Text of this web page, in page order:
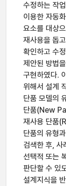
수정하는 작
이용한 자동
요소를 대상
재사용을 돕
확인하고 수
제안된 방법
구현하였다.
위해서 설계
단품 모델의
단품(New
재사용 단품
단품의 유형
검색한 후, 사
선택적 또는
판단할 수 있
설계지식을